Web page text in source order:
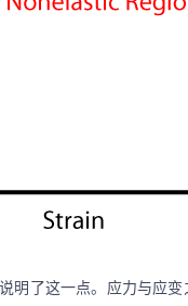
明了这一点。应力与应变